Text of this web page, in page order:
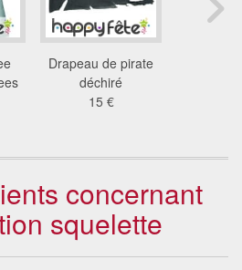
Drapeau de pirate
déchiré
15 €
concernant
squelette